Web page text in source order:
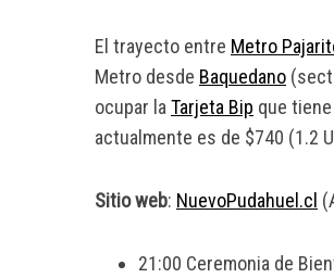
El trayecto entre Metro
Metro desde Baquedano
ocupar la Tarjeta Bip que
actualmente es de $740 (1.2
Sitio web: NuevoPudahuel.cl
21:00 Ceremonia de